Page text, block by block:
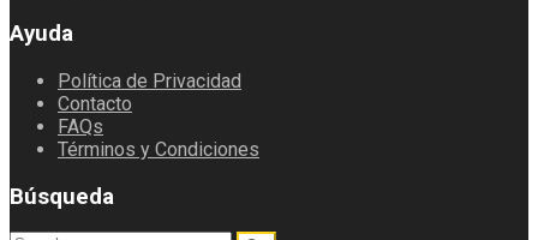
Ayuda
Política de Privacidad
Contacto
FAQs
Términos y Condiciones
Búsqueda